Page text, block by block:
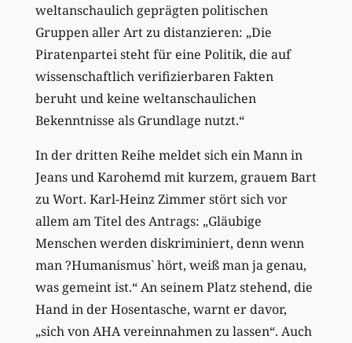
weltanschaulich geprägten politischen
Gruppen aller Art zu distanzieren: „Die
Piratenpartei steht für eine Politik, die auf
wissenschaftlich verifizierbaren Fakten
beruht und keine weltanschaulichen
Bekenntnisse als Grundlage nutzt.“
In der dritten Reihe meldet sich ein Mann in
Jeans und Karohemd mit kurzem, grauem Bart
zu Wort. Karl-Heinz Zimmer stört sich vor
allem am Titel des Antrags: „Gläubige
Menschen werden diskriminiert, denn wenn
man ?Humanismus` hört, weiß man ja genau,
was gemeint ist.“ An seinem Platz stehend, die
Hand in der Hosentasche, warnt er davor,
„sich von AHA vereinnahmen zu lassen“. Auch